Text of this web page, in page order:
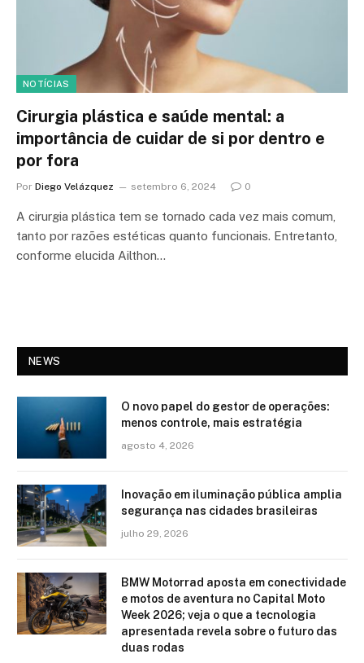
NOTÍCIAS
Cirurgia plástica e saúde mental: a
importância de cuidar de si por dentro e
por fora
Por Diego Velázquez setembro 6, 2024 0
A cirurgia plástica tem se tornado cada vez mais comum,
tanto por razões estéticas quanto funcionais. Entretanto,
conforme elucida Ailthon…
NEWS
O novo papel do gestor de operações:
menos controle, mais estratégia
agosto 4, 2026
Inovação em iluminação pública amplia
segurança nas cidades brasileiras
julho 29, 2026
BMW Motorrad aposta em conectividade
e motos de aventura no Capital Moto
Week 2026; veja o que a tecnologia
apresentada revela sobre o futuro das
duas rodas